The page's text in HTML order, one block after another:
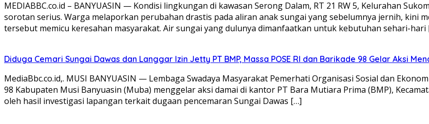
MEDIABBC.co.id – BANYUASIN — Kondisi lingkungan di kawasan Serong Dalam, RT 21 RW 5, Kelurahan
sorotan serius. Warga melaporkan perubahan drastis pada aliran anak sungai yang sebelumnya jernih, kini
tersebut memicu keresahan masyarakat. Air sungai yang dulunya dimanfaatkan untuk kebutuhan sehari-hari
Diduga Cemari Sungai Dawas dan Langgar Izin Jetty PT BMP, Massa POSE RI dan Barikade 98 Gelar Aksi
MediaBbc.co.id,. MUSI BANYUASIN — Lembaga Swadaya Masyarakat Pemerhati Organisasi Sosial dan
98 Kabupaten Musi Banyuasin (Muba) menggelar aksi damai di kantor PT Bara Mutiara Prima (BMP),
oleh hasil investigasi lapangan terkait dugaan pencemaran Sungai Dawas […]